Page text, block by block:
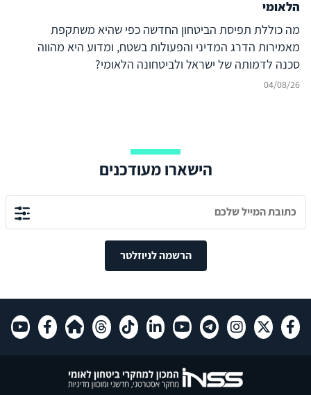
הלאומי
מה כוללת תפיסת הביטחון החדשה כפי שהיא משתקפת
מאמירות הדרג המדיני והפעולות בשטח, ומדוע היא מהווה
סכנה לדמותה של ישראל ולביטחונה הלאומי?
04/08/26
הישארו מעודכנים
הרשמה לניוזלטר